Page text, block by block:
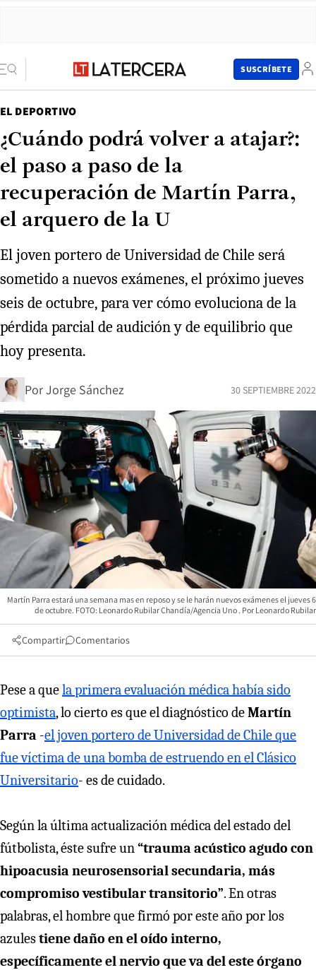
SUSCRÍBETE
EL DEPORTIVO
¿Cuándo podrá volver a atajar?:
el paso a paso de la
recuperación de Martín Parra,
el arquero de la U
El joven portero de Universidad de Chile será
sometido a nuevos exámenes, el próximo jueves
seis de octubre, para ver cómo evoluciona de la
pérdida parcial de audición y de equilibrio que
hoy presenta.
PorJorge Sánchez 30 SEPTIEMBRE 2022
Martín Parra estará una semana mas en reposo y se le harán nuevos exámenes el jueves 6
de octubre. FOTO: Leonardo Rubilar Chandía/Agencia Uno
Leonardo Rubilar
Compartir Comentarios
Pese a quela primera evaluación médica había sido
optimista, lo cierto es que el diagnóstico deMartín
Parra -el joven portero de Universidad de Chile que
fue víctima de una bomba de estruendo en el Clásico
Universitario- es de cuidado.
Según la última actualización médica del estado del
fútbolista, éste sufre un“trauma acústico agudo con
hipoacusia neurosensorial secundaria, más
compromiso vestibular transitorio”. En otras
palabras, el hombre que firmó por este año por los
azulestiene daño en el oído interno,
específicamente el nervio que va del este órgano